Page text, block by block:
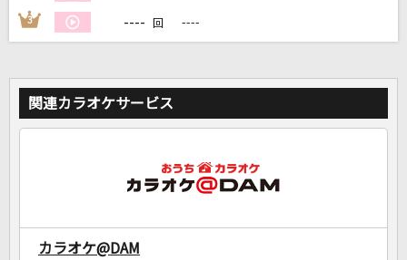
3 ---- 回 ----
関連カラオケサービス
カラオケ@DAM